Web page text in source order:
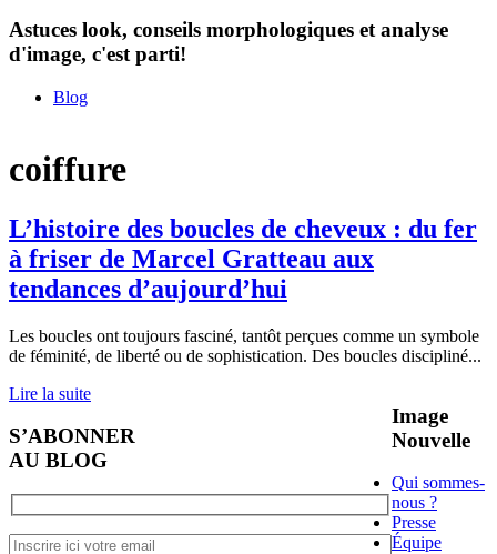
Astuces look, conseils morphologiques et analyse
d'image, c'est parti!
Blog
coiffure
L’histoire des boucles de cheveux : du fer
à friser de Marcel Gratteau aux
tendances d’aujourd’hui
Les boucles ont toujours fasciné, tantôt perçues comme un symbole
de féminité, de liberté ou de sophistication. Des boucles discipliné...
Lire la suite
S’ABONNER
AU BLOG
Image
Nouvelle
Qui sommes-
nous ?
Presse
Équipe